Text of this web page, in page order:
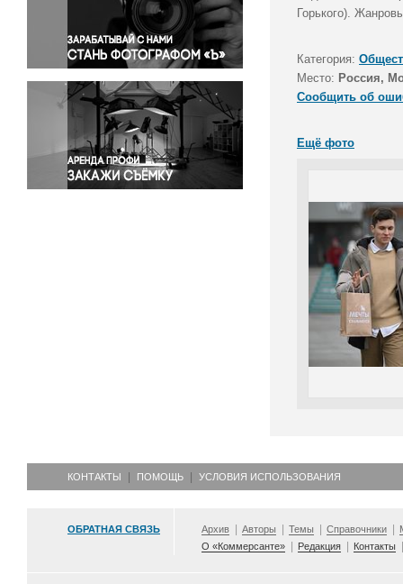
Правосудие
Происшествия и конфликты
Религия
Светская жизнь
Спорт
Экология
Экономика и бизнес
Горького).
Категория:
Место: Россия,
Сообщить об
Ещё фото
КОНТАКТЫ ПОМОЩЬ УСЛОВИЯ ИСПОЛЬЗОВАНИЯ
ОБРАТНАЯ СВЯЗЬ Архив Авторы Темы Справочники
О «Коммерсанте»
Редакция Контакты